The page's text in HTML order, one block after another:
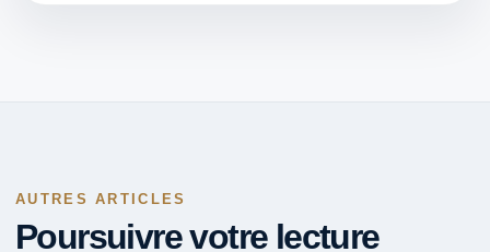
AUTRES ARTICLES
Poursuivre votre lecture